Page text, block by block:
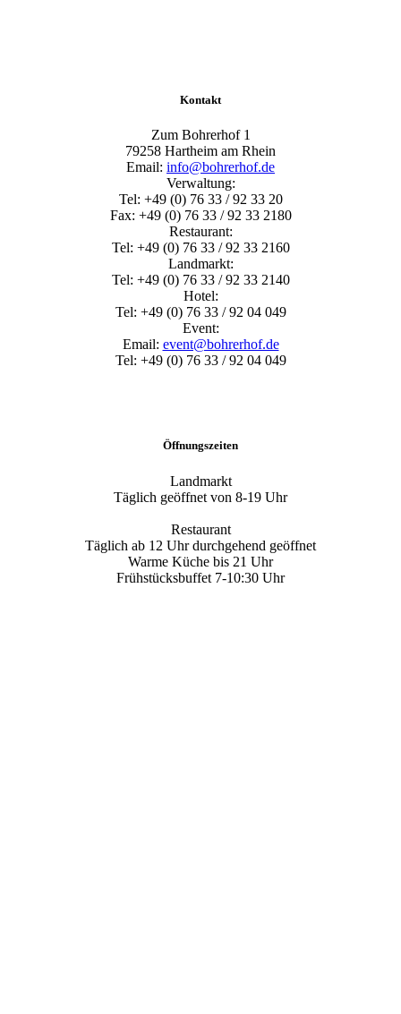
Kontakt
Zum Bohrerhof 1
79258 Hartheim am Rhein
Email: info@bohrerhof.de
Verwaltung:
Tel: +49 (0) 76 33 / 92 33 20
Fax: +49 (0) 76 33 / 92 33 2180
Restaurant:
Tel: +49 (0) 76 33 / 92 33 2160
Landmarkt:
Tel: +49 (0) 76 33 / 92 33 2140
Hotel:
Tel: +49 (0) 76 33 / 92 04 049
Event:
Email: event@bohrerhof.de
Tel: +49 (0) 76 33 / 92 04 049
Öffnungszeiten
Landmarkt
Täglich geöffnet von 8-19 Uhr
Restaurant
Täglich ab 12 Uhr durchgehend geöffnet
Warme Küche bis 21 Uhr
Frühstücksbuffet 7-10:30 Uhr